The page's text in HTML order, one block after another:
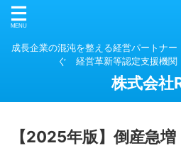
成長企業の混沌を整える経営パートナ
ぐ 経営革新等認定支援機関
株式会社
【2025年版】倒産急